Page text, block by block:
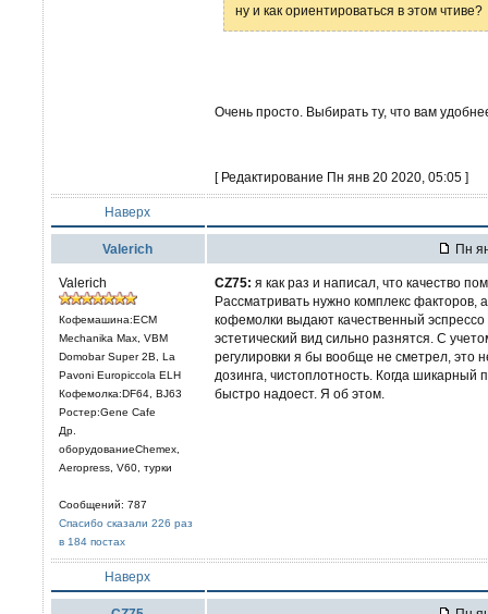
ну и как ориентироваться в этом чтиве?
Очень просто. Выбирать ту, что вам
[ Редактирование Пн янв 20 2020, 05:05 ]
Наверх
Valerich Пн
Valerich
Кофемашина:ECM
Mechanika Max, VBM
Domobar Super 2B, La
Pavoni Europiccola ELH
Кофемолка:DF64, BJ63
Ростер:Gene Cafe
Др.
оборудованиеChemex,
Aeropress, V60, турки
Сообщений: 787
Спасибо сказали 226 раз
в 184 постах
CZ75: я как раз и написал, что качество
Рассматривать нужно комплекс
кофемолки выдают качественный
эстетический вид сильно разнятся. С
регулировки я бы вообще не сметрел, это
дозинга, чистоплотность. Когда
быстро надоест. Я об этом.
Наверх